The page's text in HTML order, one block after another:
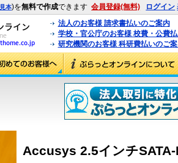
見本)を無料で作成できます 会員登録(無料) ログイン
法人のお客様 請求書払いのご案内
学校・官公庁のお客様 校費・公費
研究機関のお客様 科研費払いのご
Accusys 2.5インチ